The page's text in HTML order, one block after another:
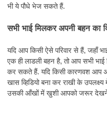
भी ये पौधे भेज सकते हैं.
सभी भाई मिलकर अपनी बहन का
यदि आप किसी ऐसे परिवार से हैं, जहाँ
एक ही लाडली बहन है, तो आप सभी
कर सकते हैं. यदि किसी कारणवश आप
खास व्हिडियो बना कर राखी के
उसकी आँखों में खुशी आपको जरूर देखने